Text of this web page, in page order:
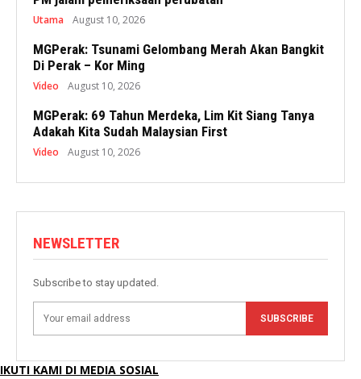
Utama August 10, 2026
MGPerak: Tsunami Gelombang Merah Akan Bangkit
Di Perak – Kor Ming
Video August 10, 2026
MGPerak: 69 Tahun Merdeka, Lim Kit Siang Tanya
Adakah Kita Sudah Malaysian First
Video August 10, 2026
NEWSLETTER
Subscribe to stay updated.
SUBSCRIBE
IKUTI KAMI DI MEDIA SOSIAL